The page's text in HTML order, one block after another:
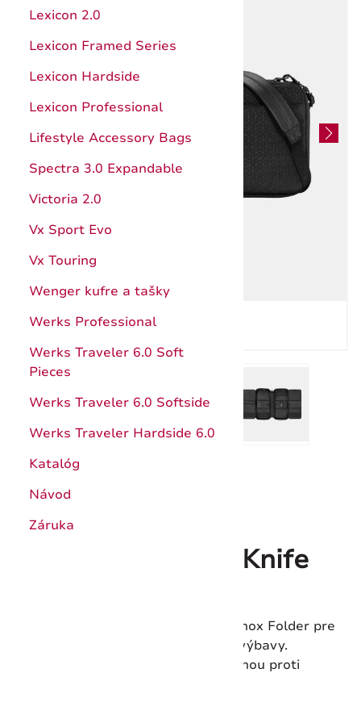
Hunter Pro
Štepárske a záhradnícke nože
Nože s pevnou čepeľou
Puzdrá
Príslušenstvo a doplnky
Katalóg
Záruka
Kuchynské pomôcky
Ocieľky, brúsenie
Katalóg
Návody
Záruka
Lexicon 2.0
Lexicon Framed Series
Lexicon Hardside
Lexicon Professional
Lifestyle Accessory Bags
Spectra 3.0 Expandable
Victoria 2.0
Vx Sport Evo
Vx Touring
Wenger kufre a tašky
Werks Professional
Werks Traveler 6.0 Soft
Pieces
Werks Traveler 6.0 Softside
Werks Traveler Hardside 6.0
Katalóg
Návod
Záruka
Victorinox Chef’s Knife
Univerzálne puzdro na nože Victorinox Folder pre
bezpečný prenos vašej kuchárskej výbavy.
Vyrobené z odolnej tkaniny s ochranou proti